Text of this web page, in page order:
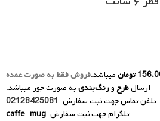
فروش فقط به صورت عمده تومان
میباشد.
ارسالطرحورنگ‌بندیبه صورت جور میباشد.
تلفن تماس جهت ثبت سفارش: 02128425081
تلگرام جهت ثبت سفارش:caffe_mug